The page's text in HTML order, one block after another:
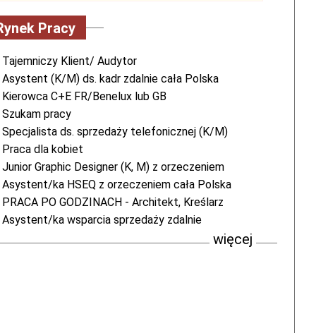
Pracy
Tajemniczy Klient/ Audytor
Asystent (K/M) ds. kadr zdalnie cała Polska
Kierowca C+E FR/Benelux lub GB
Szukam pracy
Specjalista ds. sprzedaży telefonicznej (K/M)
Praca dla kobiet
Junior Graphic Designer (K, M) z orzeczeniem
Asystent/ka HSEQ z orzeczeniem cała Polska
PRACA PO GODZINACH - Architekt, Kreślarz
Asystent/ka wsparcia sprzedaży zdalnie
więcej